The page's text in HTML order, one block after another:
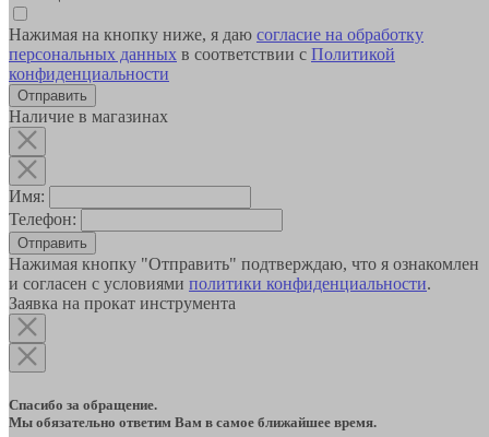
Нажимая на кнопку ниже, я даю согласие на обработку
персональных данных в соответствии с Политикой
конфиденциальности
Наличие в магазинах
Имя:
Телефон:
Отправить
Нажимая кнопку "Отправить" подтверждаю, что я ознакомлен
и согласен с условиями политики конфиденциальности.
Заявка на прокат инструмента
Спасибо за обращение.
Мы обязательно ответим Вам в самое ближайшее время.